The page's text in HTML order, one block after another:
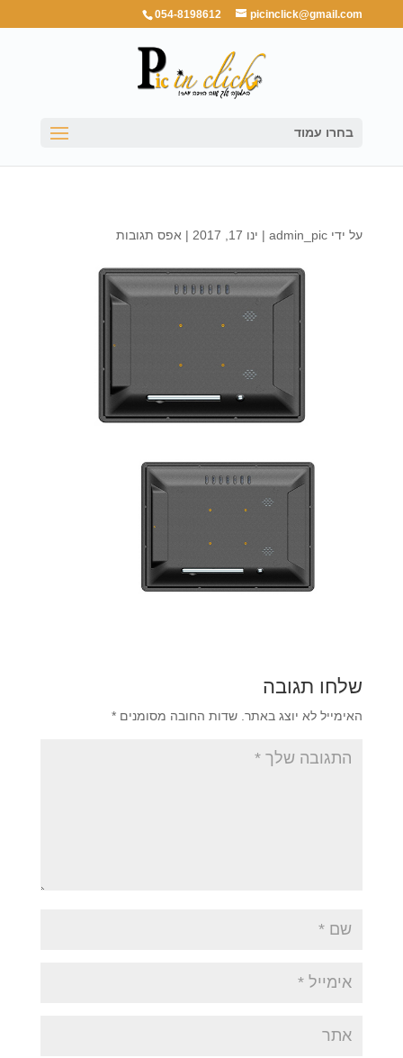
054-8198612 picinclick@gmail.com
בחרו עמוד
על ידי admin_pic
| ינו 17, 2017 | אפס תגובות
שלחו תגובה
האימייל לא יוצג באתר. שדות החובה מסומנים *